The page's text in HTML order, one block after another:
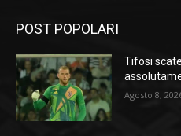
POST POPOLARI
Tifosi
Agosto 8,